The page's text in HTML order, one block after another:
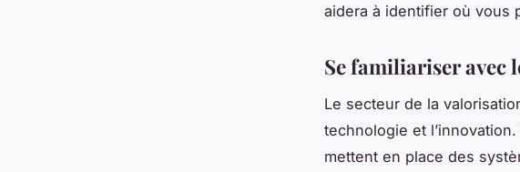
aidera à identifier où vous
Se familiariser avec
Le secteur de la
technologie et
mettent en place des